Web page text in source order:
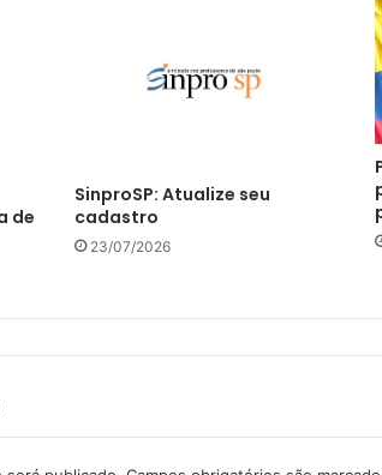
de
SinproSP: Atualize seu
cadastro
23/07/2026